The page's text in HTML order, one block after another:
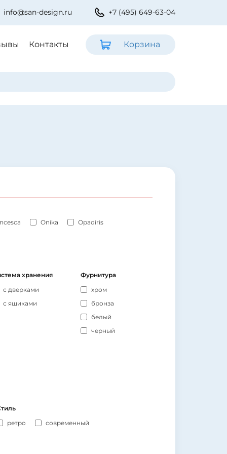
info@san-design.ru +7 (495) 649-63-04
Контакты Корзина
Onika Opadiris
хранения
с дверками
с ящиками
Фурнитура
хром
бронза
белый
черный
ретро
современный